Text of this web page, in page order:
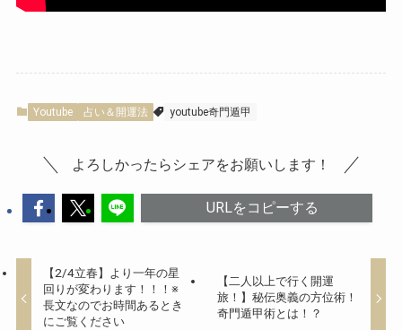
Youtube 占い＆開運法 youtube奇門遁甲
よろしかったらシェアをお願いします！
URLをコピーする
【2/4立春】より一年の星
回りが変わります！！！※
長文なのでお時間あるとき
にご覧ください
【二人以上で行く開運
旅！】秘伝奥義の方位術！
奇門遁甲術とは！？